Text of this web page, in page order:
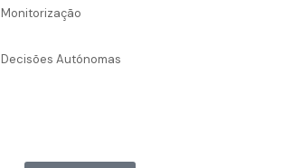
Monitorização
Decisões Autónomas